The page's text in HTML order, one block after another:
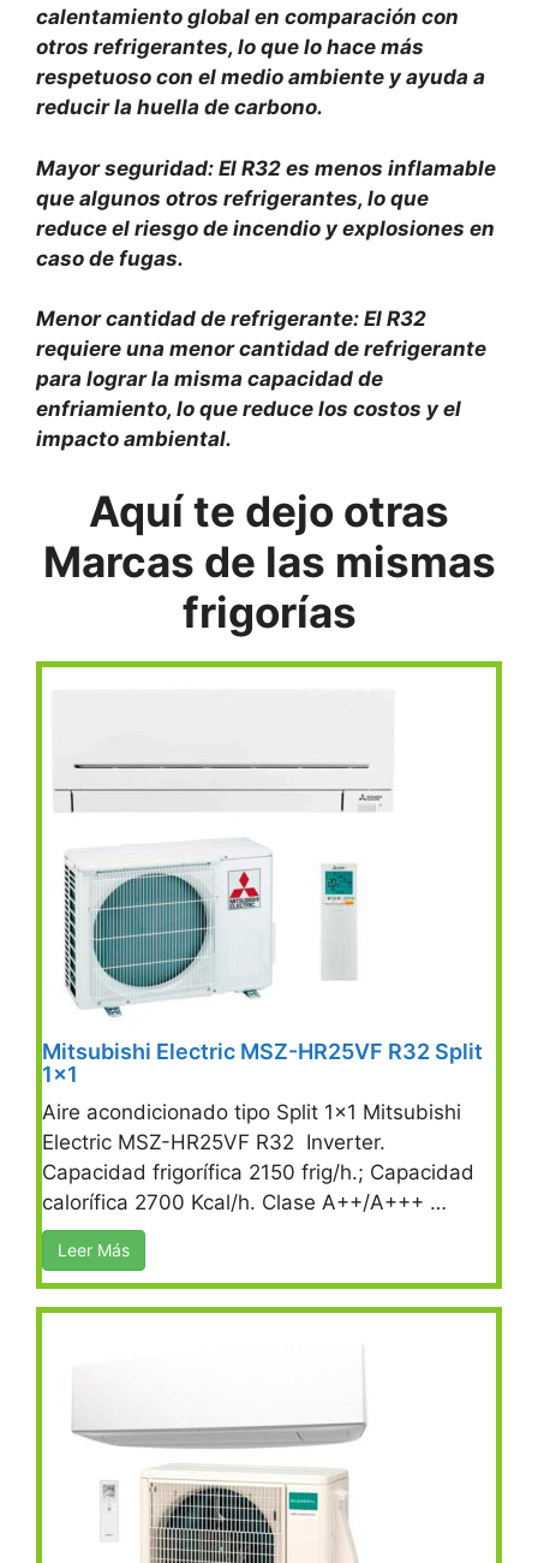
calentamiento global en comparación con
otros refrigerantes, lo que lo hace más
respetuoso con el medio ambiente y ayuda a
reducir la huella de carbono.
Mayor seguridad: El R32 es menos inflamable
que algunos otros refrigerantes, lo que
reduce el riesgo de incendio y explosiones en
caso de fugas.
Menor cantidad de refrigerante: El R32
requiere una menor cantidad de refrigerante
para lograr la misma capacidad de
enfriamiento, lo que reduce los costos y el
impacto ambiental.
Aquí te dejo otras
Marcas de las mismas
frigorías
Mitsubishi Electric MSZ-HR25VF R32 Split
1×1
Aire acondicionado tipo Split 1×1 Mitsubishi
Electric MSZ-HR25VF R32 Inverter.
Capacidad frigorífica 2150 frig/h.; Capacidad
calorífica 2700 Kcal/h. Clase A++/A+++ …
Leer Más